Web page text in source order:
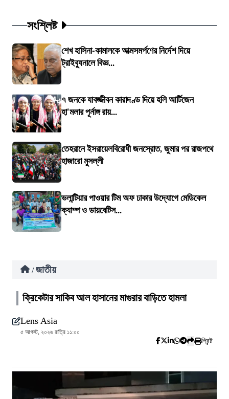
সংশ্লিষ্ট
শেখ হাসিনা-কামালকে আত্মসমর্পণের নির্দেশ দিয়ে
ট্রাইব্যুনালে বিজ্ঞ...
৭ জনকে যাবজ্জীবন কারাদণ্ড দিয়ে হলি আর্টিজেন
হা'মলার পূর্নাঙ্গ রায়...
তেহরানে ইসরায়েলবিরোধী জনস্রোত, জুমার পর রাজপথে
হাজারো মুসল্লী
ভলান্টিয়ার পাওয়ার টিম অফ ঢাকার উদ্যোগে মেডিকেল
ক্যাম্প ও ডায়বেটিস...
/ জাতীয়
ক্রিকেটার সাকিব আল হাসানের মাগুরার বাড়িতে হামলা
Lens Asia
৫ আগস্ট, ২০২৬ রাত্রি ১১:০০
প্রিন্ট